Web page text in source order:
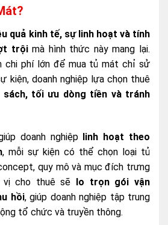
quả kinh tế, sự linh hoạt và tính
trộimà hình thức này mang lại.
chi phí lớn để mua tủ mát chỉ sử
kiện, doanh nghiệp lựa chọn thuê
tối ưu dòng tiền và tránh
doanh nghiệp linh hoạt theo
, mỗi sự kiện có thể chọn loại tủ
quy mô và mục đích trưng
vị cho thuê sẽ lo trọn gói vận
hồi, giúp doanh nghiệp tập trung
tổ chức và truyền thông.